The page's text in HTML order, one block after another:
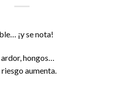
¡y se nota!
hongos…
aumenta.